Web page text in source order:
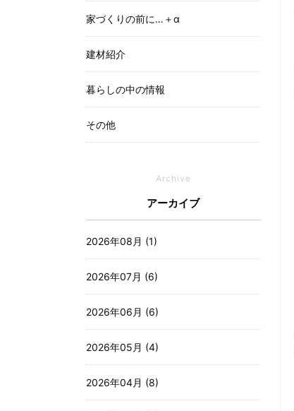
家づくりの前に…＋α
建材紹介
暮らしの中の情報
その他
Archive
アーカイブ
2026年08月 (1)
2026年07月 (6)
2026年06月 (6)
2026年05月 (4)
2026年04月 (8)